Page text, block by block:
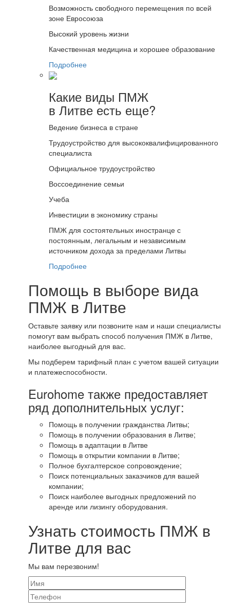
Возможность свободного перемещения по всей
зоне Евросоюза
Высокий уровень жизни
Качественная медицина и хорошее образование
Подробнее
Какие виды ПМЖ
в Литве есть еще?
Ведение бизнеса в стране
Трудоустройство для высококвалифицированного
специалиста
Официальное трудоустройство
Воссоединение семьи
Учеба
Инвестиции в экономику страны
ПМЖ для состоятельных иностранце с
постоянным, легальным и независимым
источником дохода за пределами Литвы
Подробнее
Помощь в выборе вида
ПМЖ в Литве
Оставьте заявку или позвоните нам и наши специалисты
помогут вам выбрать способ получения ПМЖ в Литве,
наиболее выгодный для вас.
Мы подберем тарифный план с учетом вашей ситуации
и платежеспособности.
Eurohome также предоставляет
ряд дополнительных услуг:
Помощь в получении гражданства Литвы;
Помощь в получении образования в Литве;
Помощь в адаптации в Литве
Помощь в открытии компании в Литве;
Полное бухгалтерское сопровождение;
Поиск потенциальных заказчиков для вашей
компании;
Поиск наиболее выгодных предложений по
аренде или лизингу оборудования.
Узнать стоимость ПМЖ в
Литве для вас
Мы вам перезвоним!